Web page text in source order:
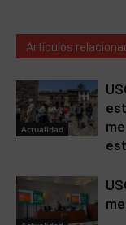
Artículos
Actualidad